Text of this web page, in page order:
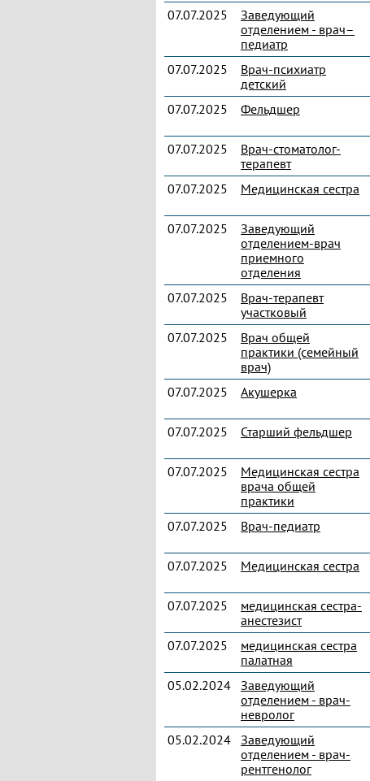
07.07.2025
Заведующий
отделением - врач–
педиатр
07.07.2025
Врач-психиатр
детский
07.07.2025 Фельдшер
07.07.2025
Врач-стоматолог-
терапевт
07.07.2025 Медицинская сестра
07.07.2025
Заведующий
отделением-врач
приемного
отделения
07.07.2025
Врач-терапевт
участковый
07.07.2025
Врач общей
практики (семейный
врач)
07.07.2025 Акушерка
07.07.2025 Старший фельдшер
07.07.2025
Медицинская сестра
врача общей
практики
07.07.2025 Врач-педиатр
07.07.2025 Медицинская сестра
07.07.2025
медицинская сестра-
анестезист
07.07.2025
медицинская сестра
палатная
05.02.2024 Заведующий
отделением - врач-
невролог
05.02.2024 Заведующий
отделением - врач-
рентгенолог